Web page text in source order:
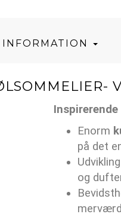
INFORMATION
Enorm
på det
og